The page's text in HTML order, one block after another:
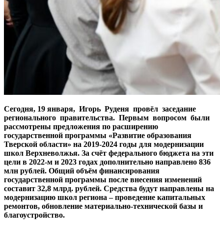
Сегодня, 19 января, Игорь Руденя провёл заседание
регионального правительства. Первым вопросом были
рассмотрены предложения по расширению
государственной программы «Развитие образования
Тверской области» на 2019-2024 годы для модернизации
школ Верхневолжья. За счёт федерального бюджета на эти
цели в 2022-м и 2023 годах дополнительно направлено 836
млн рублей. Общий объём финансирования
государственной программы после внесения изменений
составит 32,8 млрд. рублей. Средства будут направлены на
модернизацию школ региона – проведение капитальных
ремонтов, обновление материально-технической базы и
благоустройство.